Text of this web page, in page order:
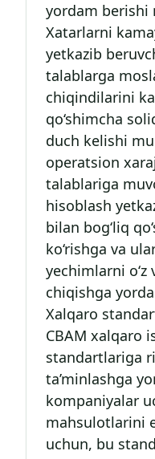
yordam berishi
Xatarlarni
yetkazib
talablarga
chiqindilarini
qo‘shimcha
duch kelishi
operatsion
talablariga
hisoblash
bilan bog‘liq
ko‘rishga va
yechimlarni
chiqishga
Xalqaro
CBAM xalqaro
standartlariga
ta’minlashga
kompaniyalar
mahsulotlarini
uchun, bu